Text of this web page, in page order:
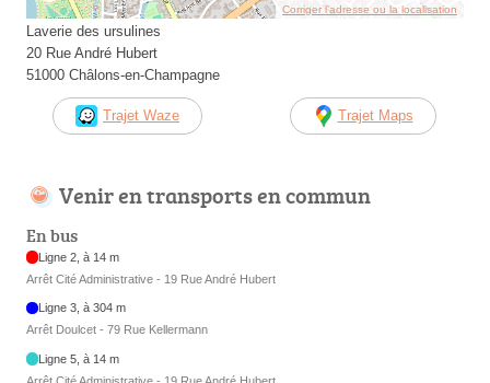
Corriger l’adresse ou la localisation
Laverie des ursulines
20 Rue André Hubert
51000 Châlons-en-Champagne
Trajet Waze Trajet Maps
Venir en transports en commun
En bus
Ligne 2, à 14 m
Arrêt Cité Administrative - 19 Rue André Hubert
Ligne 3, à 304 m
Arrêt Doulcet - 79 Rue Kellermann
Ligne 5, à 14 m